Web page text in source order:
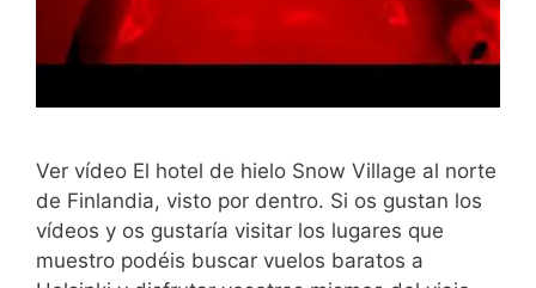
Ver vídeo El hotel de hielo Snow Village al norte
de Finlandia, visto por dentro. Si os gustan los
vídeos y os gustaría visitar los lugares que
muestro podéis buscar vuelos baratos a